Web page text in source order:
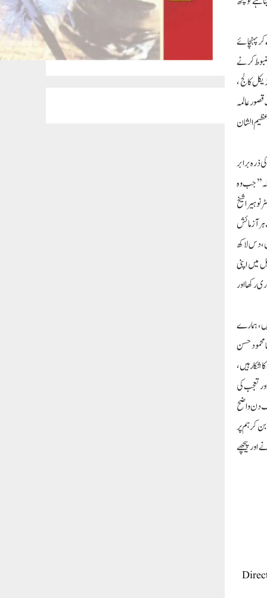
پہنچائے
کرنے
کالج ،
عالمہ
عظیم الشان
ذرہ برابر
’’جب وہ
شیخ
ہر آزمائش
دس لاکھ
میں اپنی
رکھا اور
ہمارے
محمود حسن
ہیں،
تعجب کی
دن واضح
کر ہم پر
پیچھے